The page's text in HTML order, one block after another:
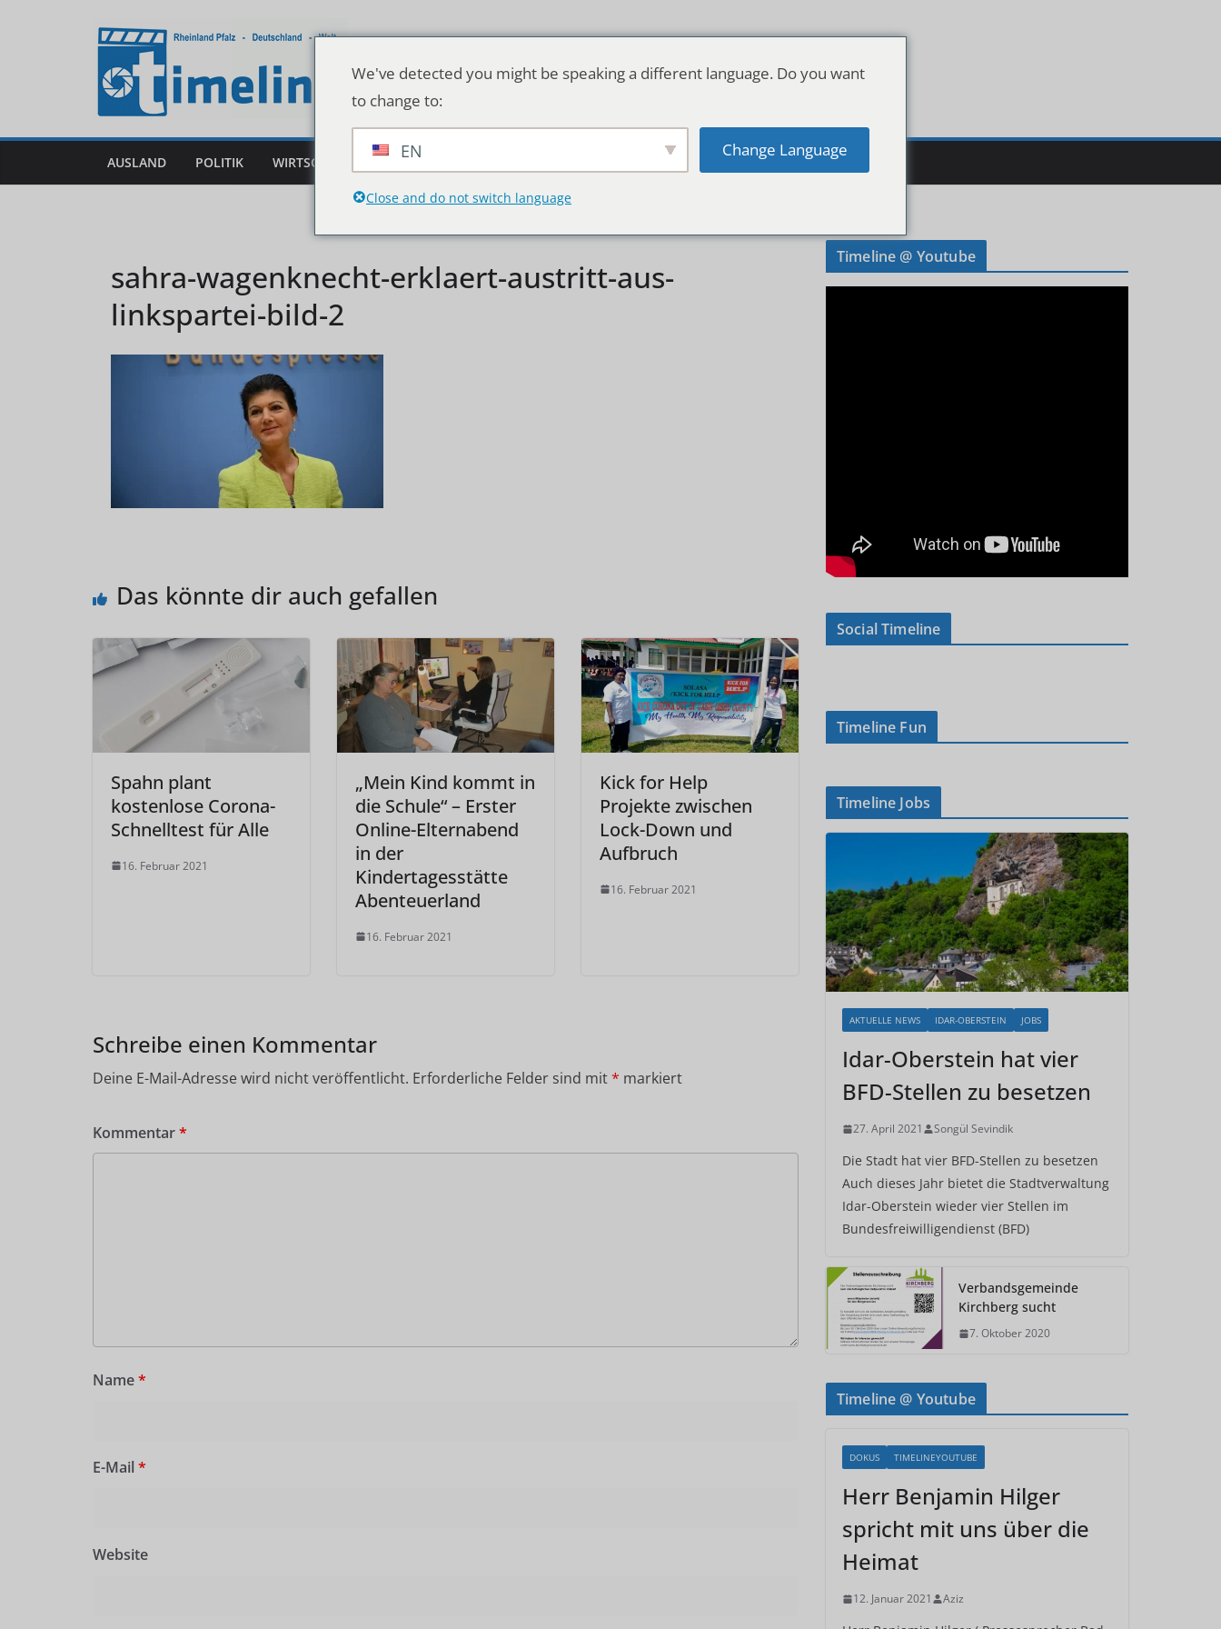
AUSLAND POLITIK WIRTSCHAFT DEUTSCHLAND & WELT
sahra-wagenknecht-erklaert-austritt-aus-
linkspartei-bild-2
Das könnte dir auch gefallen
Spahn plant
kostenlose Corona-
Schnelltest für Alle
16. Februar 2021
„Mein Kind kommt in
die Schule“ – Erster
Online-Elternabend
in der
Kindertagesstätte
Abenteuerland
16. Februar 2021
Kick for Help
Projekte zwischen
Lock-Down und
Aufbruch
16. Februar 2021
Schreibe einen Kommentar
Deine E-Mail-Adresse wird nicht veröffentlicht. Erforderliche Felder sind mit* markiert
Kommentar*
Name*
E-Mail *
Website
Timeline @ Youtube
Social Timeline
Timeline Fun
Timeline Jobs
AKTUELLE NEWS IDAR-OBERSTEIN JOBS
Idar-Oberstein hat vier
BFD-Stellen zu besetzen
27. April 2021 Songül Sevindik
Die Stadt hat vier BFD-Stellen zu besetzen
Auch dieses Jahr bietet die Stadtverwaltung
Idar-Oberstein wieder vier Stellen im
Bundesfreiwilligendienst (BFD)
Verbandsgemeinde
Kirchberg sucht
7. Oktober 2020
Timeline @ Youtube
DOKUS TIMELINEYOUTUBE
Herr Benjamin Hilger
spricht mit uns über die
Heimat
12. Januar 2021 Aziz
We've detected you might be speaking a different language. Do you want
to change to:
EN Change Language
Close and do not switch language